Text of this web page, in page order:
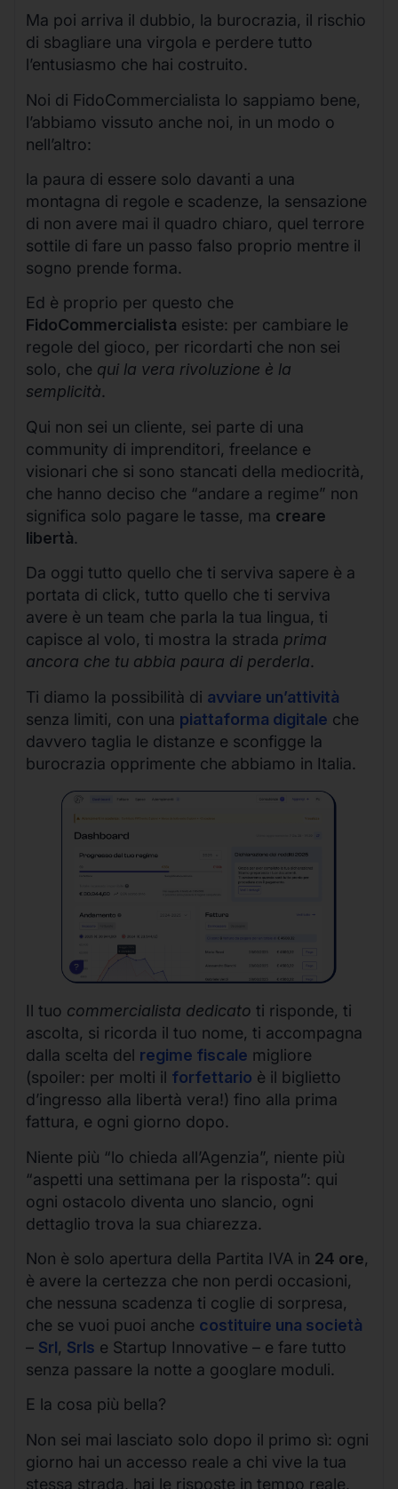
Ma poi arriva il dubbio, la burocrazia, il rischio
di sbagliare una virgola e perdere tutto
l’entusiasmo che hai costruito.
Noi di FidoCommercialista lo sappiamo bene,
l’abbiamo vissuto anche noi, in un modo o
nell’altro:
la paura di essere solo davanti a una
montagna di regole e scadenze, la sensazione
di non avere mai il quadro chiaro, quel terrore
sottile di fare un passo falso proprio mentre il
sogno prende forma.
Ed è proprio per questo che
FidoCommercialista esiste: per cambiare le
regole del gioco, per ricordarti che non sei
solo, che qui la vera rivoluzione è la
semplicità.
Qui non sei un cliente, sei parte di una
community di imprenditori, freelance e
visionari che si sono stancati della mediocrità,
che hanno deciso che “andare a regime” non
significa solo pagare le tasse, ma creare
libertà.
Da oggi tutto quello che ti serviva sapere è a
portata di click, tutto quello che ti serviva
avere è un team che parla la tua lingua, ti
capisce al volo, ti mostra la strada prima
ancora che tu abbia paura di perderla.
Ti diamo la possibilità di avviare un’attività
senza limiti, con una piattaforma digitale che
davvero taglia le distanze e sconfigge la
burocrazia opprimente che abbiamo in Italia.
Il tuo commercialista dedicato ti risponde, ti
ascolta, si ricorda il tuo nome, ti accompagna
dalla scelta del regime fiscale migliore
(spoiler: per molti il forfettario è il biglietto
d’ingresso alla libertà vera!) fino alla prima
fattura, e ogni giorno dopo.
Niente più “lo chieda all’Agenzia”, niente più
“aspetti una settimana per la risposta”: qui
ogni ostacolo diventa uno slancio, ogni
dettaglio trova la sua chiarezza.
Non è solo apertura della Partita IVA in 24 ore,
è avere la certezza che non perdi occasioni,
che nessuna scadenza ti coglie di sorpresa,
che se vuoi puoi anche costituire una società
– Srl, Srls e Startup Innovative – e fare tutto
senza passare la notte a googlare moduli.
E la cosa più bella?
Non sei mai lasciato solo dopo il primo sì: ogni
giorno hai un accesso reale a chi vive la tua
stessa strada, hai le risposte in tempo reale,